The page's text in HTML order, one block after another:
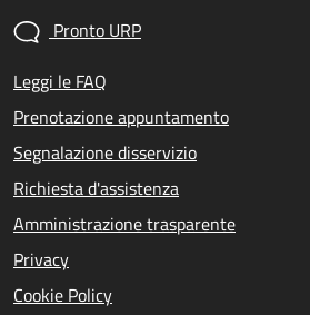
Pronto URP
Leggi le FAQ
Prenotazione appuntamento
Segnalazione disservizio
Richiesta d'assistenza
Amministrazione trasparente
Privacy
Cookie Policy